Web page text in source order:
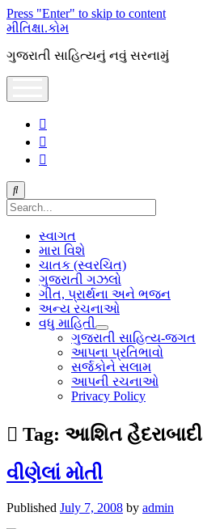
Press "Enter" to skip to content
મીતિક્ષા.કોમ
ગુજરાતી સાહિત્યનું નવું સરનામું
Search
સ્વાગત
મારા વિશે
ચાતક (સ્વરચિત)
ગુજરાતી ગઝલો
ગીત, પ્રાર્થના અને ભજન
અન્ય રચનાઓ
વધુ માહિતી
open
dropdown
menu
ગુજરાતી સાહિત્ય-જગત
આપના પ્રતિભાવો
સર્જકોને સલામ
આપની રચનાઓ
Privacy Policy
Tag: આશિત હૈદરાબાદી
વીણેલાં મોતી
Published July 7, 2008 by admin